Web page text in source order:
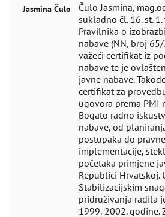
Jasmina Čulo
Čulo Jasmina,
sukladno čl. 16. st. 1.
Pravilnika o
nabave (NN, broj
važeći certifikat iz
nabave te je
javne nabave.
certifikat za
ugovora prema PMI
Bogato radno
nabave, od
postupaka do
implementacije,
početaka primjene
Republici Hrvatskoj.
Stabilizacijskim
pridruživanja radila
1999.-2002. godine.